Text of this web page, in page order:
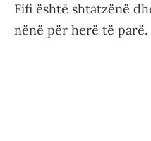
Fifi është shtatzënë
nënë për herë të parë.